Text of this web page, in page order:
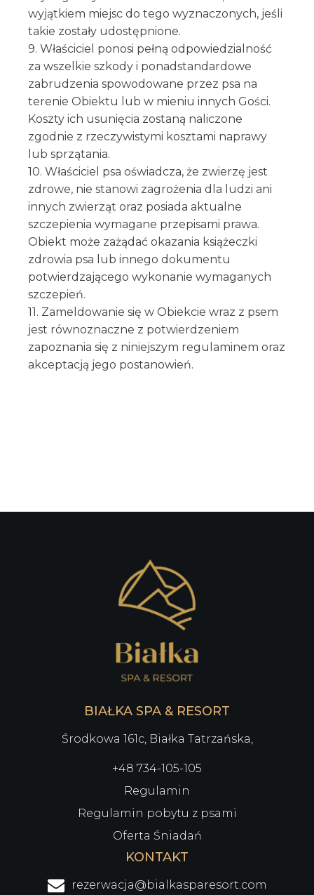
wyjątkiem miejsc do tego wyznaczonych, jeśli
takie zostały udostępnione.
9. Właściciel ponosi pełną odpowiedzialność
za wszelkie szkody i ponadstandardowe
zabrudzenia spowodowane przez psa na
terenie Obiektu lub w mieniu innych Gości.
Koszty ich usunięcia zostaną naliczone
zgodnie z rzeczywistymi kosztami naprawy
lub sprzątania.
10. Właściciel psa oświadcza, że zwierzę jest
zdrowe, nie stanowi zagrożenia dla ludzi ani
innych zwierząt oraz posiada aktualne
szczepienia wymagane przepisami prawa.
Obiekt może zażądać okazania książeczki
zdrowia psa lub innego dokumentu
potwierdzającego wykonanie wymaganych
szczepień.
11. Zameldowanie się w Obiekcie wraz z psem
jest równoznaczne z potwierdzeniem
zapoznania się z niniejszym regulaminem oraz
akceptacją jego postanowień.
BIAŁKA SPA & RESORT
Środkowa 161c, Białka Tatrzańska,
+48 734-105-105
Regulamin
Regulamin pobytu z psami
Oferta Śniadań
KONTAKT
rezerwacja@bialkasparesort.com